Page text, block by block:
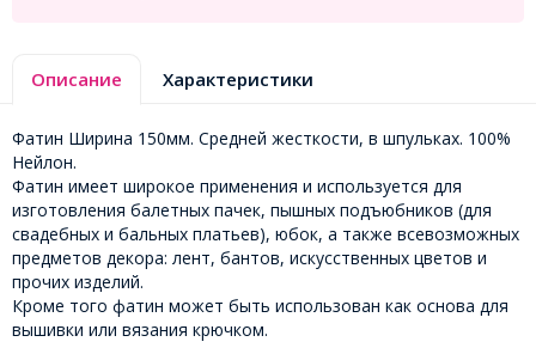
Описание Характеристики
Фатин Ширина 150мм. Средней жесткости, в шпульках. 100%
Нейлон.
Фатин имеет широкое применения и используется для
изготовления балетных пачек, пышных подъюбников (для
свадебных и бальных платьев), юбок, а также всевозможных
предметов декора: лент, бантов, искусственных цветов и
прочих изделий.
Кроме того фатин может быть использован как основа для
вышивки или вязания крючком.